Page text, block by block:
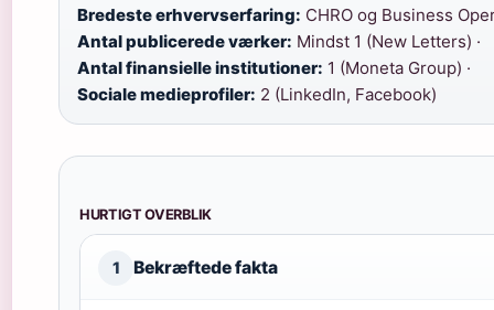
Bredeste erhvervserfaring: CHRO og Business
Antal publicerede værker: Mindst 1 (New Letters) ·
Antal finansielle institutioner: 1 (Moneta Group) ·
Sociale medieprofiler: 2 (LinkedIn, Facebook)
HURTIGT OVERBLIK
1 Bekræftede fakta